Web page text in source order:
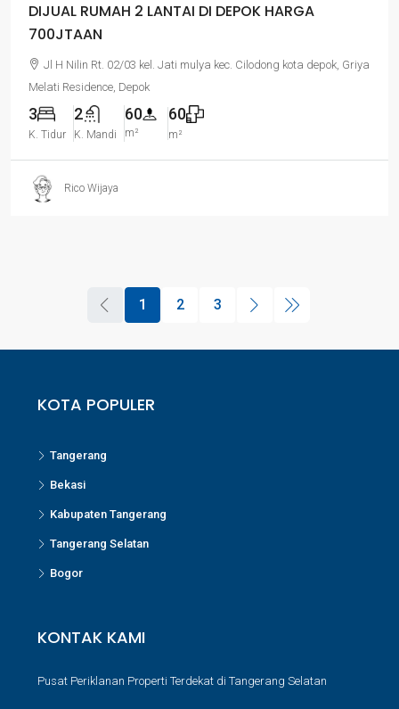
DIJUAL RUMAH 2 LANTAI DI DEPOK HARGA
700JTAAN
Jl H Nilin Rt. 02/03 kel. Jati mulya kec. Cilodong kota depok, Griya
Melati Residence, Depok
3
K. Tidur
2
K. Mandi
60
m²
60
m²
Rico Wijaya
1 2 3
KOTA POPULER
Tangerang
Bekasi
Kabupaten Tangerang
Tangerang Selatan
Bogor
KONTAK KAMI
Pusat Periklanan Properti Terdekat di Tangerang Selatan